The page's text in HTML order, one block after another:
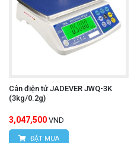
Cân điện tử JADEVER JWQ-3K
(3kg/0.2g)
3,047,500 VND
ĐẶT MUA